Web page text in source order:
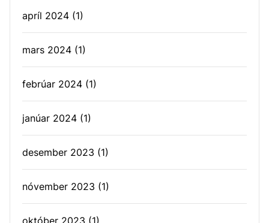
apríl 2024 (1)
mars 2024 (1)
febrúar 2024 (1)
janúar 2024 (1)
desember 2023 (1)
nóvember 2023 (1)
október 2023 (1)